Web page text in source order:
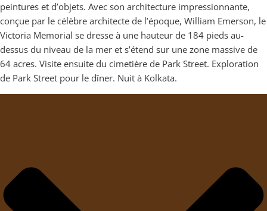
peintures et d’objets. Avec son architecture impressionnante,
conçue par le célèbre architecte de l’époque, William Emerson, le
Victoria Memorial se dresse à une hauteur de 184 pieds au-
dessus du niveau de la mer et s’étend sur une zone massive de
64 acres. Visite ensuite du cimetière de Park Street. Exploration
de Park Street pour le dîner. Nuit à Kolkata.